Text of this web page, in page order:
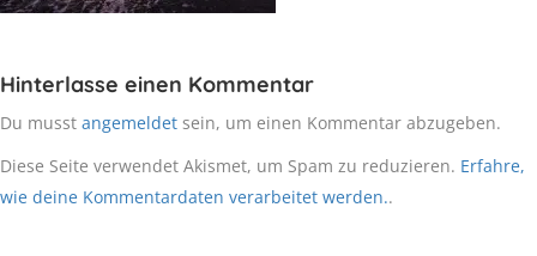
Hinterlasse einen Kommentar
Du musst angemeldet sein, um einen Kommentar abzugeben.
Diese Seite verwendet Akismet, um Spam zu reduzieren. Erfahre,
wie deine Kommentardaten verarbeitet werden..